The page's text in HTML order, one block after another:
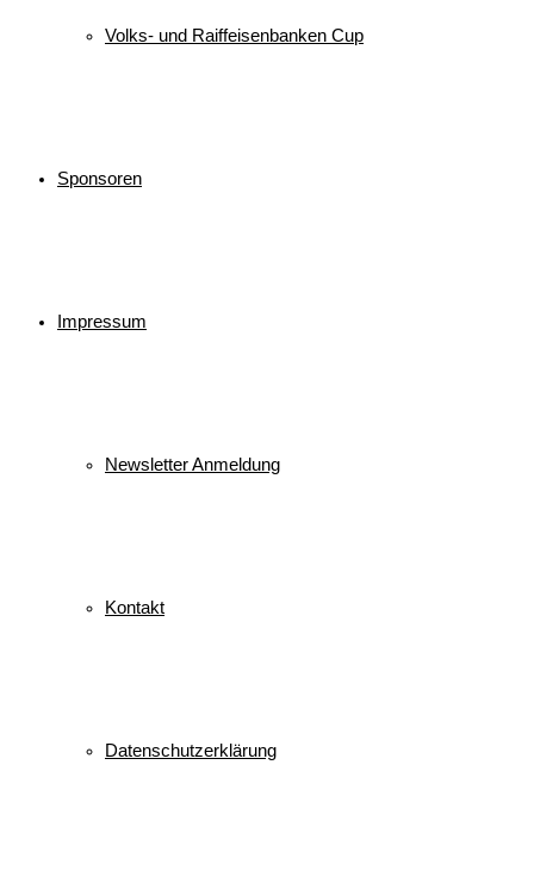
Volks- und Raiffeisenbanken Cup
Sponsoren
Impressum
Newsletter Anmeldung
Kontakt
Datenschutzerklärung